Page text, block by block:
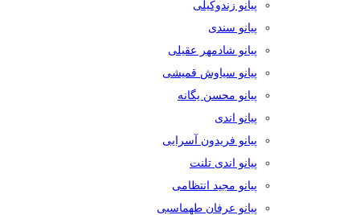
پیانو زندوکیلی
پیانو سندی
پیانو شادمهر عقیلی
پیانو سیاوش قمیشی
پیانو محسن یگانه
پیانو اندی
پیانو فریدون آسرایی
پیانو اندی تلنت
پیانو مجید انتظامی
پیانو عرفان طهماسبی